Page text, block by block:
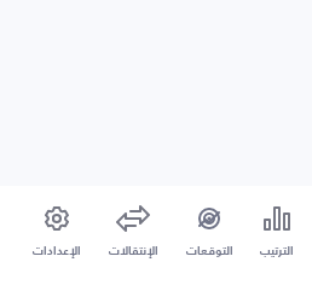
الترتيب التوقعات الإنتقالات الإعدادات